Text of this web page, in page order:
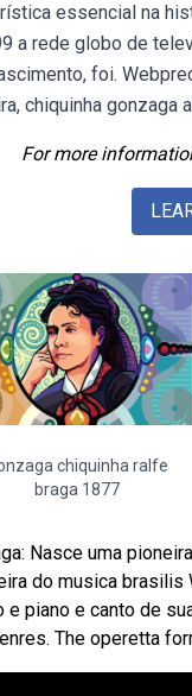
essencial na
a rede globo de
foi.
chiquinha
For more
chiquinha ralfe
braga 1877
Nasce uma
do musica
piano e canto de
The operetta